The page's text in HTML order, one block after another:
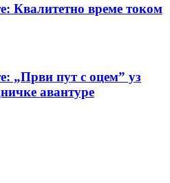
Квалитетно време током
„Први пут с оцемˮ уз
авантуре